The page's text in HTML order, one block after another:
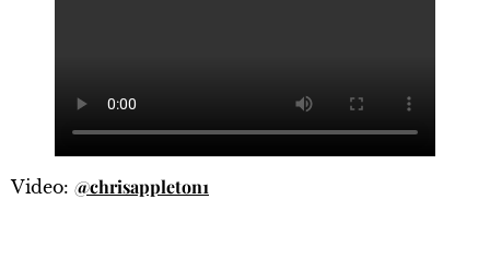
Video: @chrisappleton1